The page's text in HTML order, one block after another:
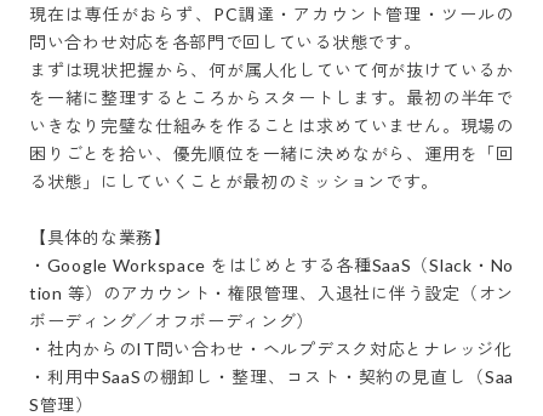
現在は専任がおらず、PC調達・アカウント管理・ツールの
問い合わせ対応を各部門で回している状態です。
まずは現状把握から、何が属人化していて何が抜けているか
を一緒に整理するところからスタートします。最初の半年で
いきなり完璧な仕組みを作ることは求めていません。現場の
困りごとを拾い、優先順位を一緒に決めながら、運用を「回
る状態」にしていくことが最初のミッションです。
【具体的な業務】
・Google Workspace をはじめとする各種SaaS（Slack・No
tion 等）のアカウント・権限管理、入退社に伴う設定（オン
ボーディング／オフボーディング）
・社内からのIT問い合わせ・ヘルプデスク対応とナレッジ化
・利用中SaaSの棚卸し・整理、コスト・契約の見直し（Saa
S管理）